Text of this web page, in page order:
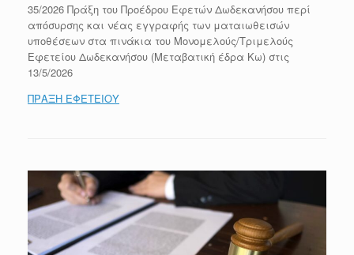
35/2026 Πράξη του Προέδρου Εφετών Δωδεκανήσου περί
απόσυρσης και νέας εγγραφής των ματαιωθεισών
υποθέσεων στα πινάκια του Μονομελούς/Τριμελούς
Εφετείου Δωδεκανήσου (Μεταβατική έδρα Κω) στις
13/5/2026
ΠΡΑΞΗ ΕΦΕΤΕΙΟΥ